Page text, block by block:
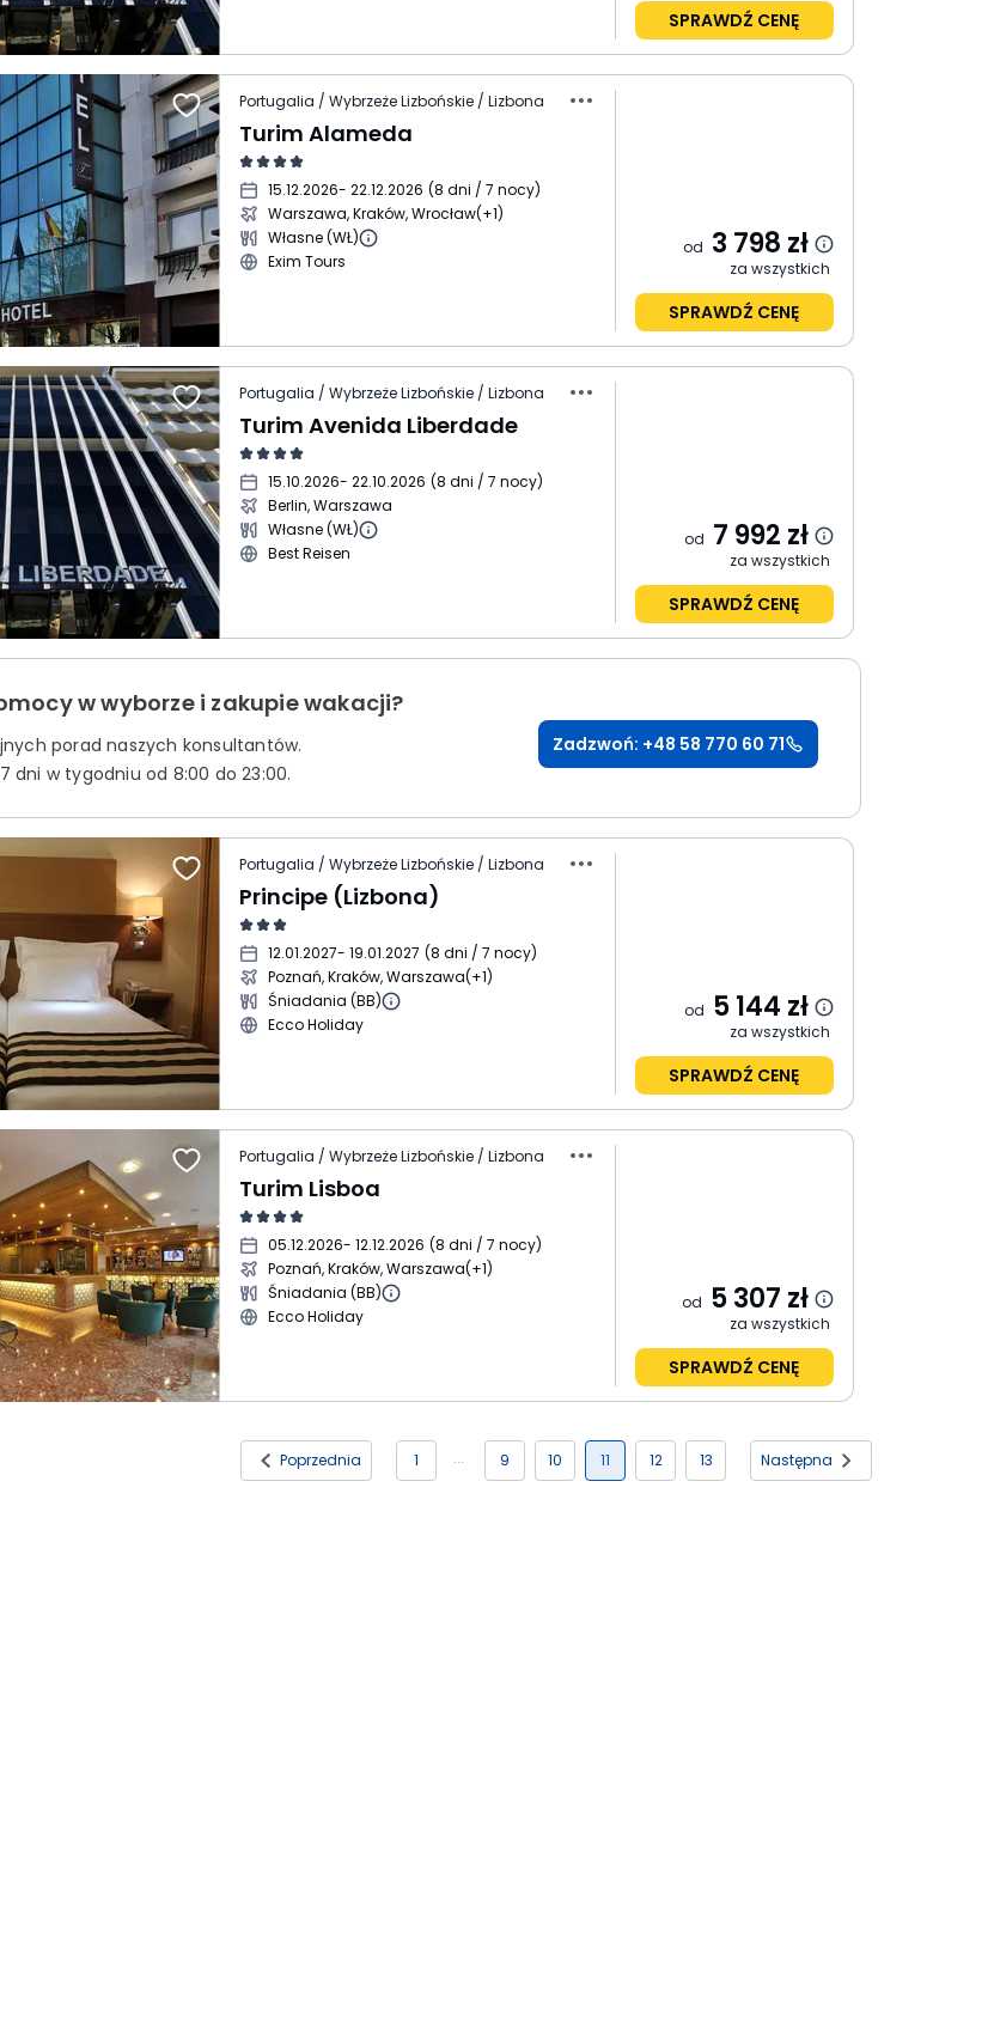
SPRAWDŹ CENĘ
Portugalia / Wybrzeże Lizbońskie / Lizbona
Turim Alameda
15.12.2026- 22.12.2026 (8 dni / 7 nocy)
Warszawa, Kraków, Wrocław(+1)
Własne (WŁ)
Exim Tours
od 3 798 zł
za wszystkich
SPRAWDŹ CENĘ
Portugalia / Wybrzeże Lizbońskie / Lizbona
Turim Avenida Liberdade
15.10.2026- 22.10.2026 (8 dni / 7 nocy)
Berlin, Warszawa
Własne (WŁ)
Best Reisen
od 7 992 zł
za wszystkich
SPRAWDŹ CENĘ
w wyborze i zakupie wakacji?
porad naszych konsultantów.
dni w tygodniu od 8:00 do 23:00.
Zadzwoń: +48 58 770 60 71
Portugalia / Wybrzeże Lizbońskie / Lizbona
Principe (Lizbona)
12.01.2027- 19.01.2027 (8 dni / 7 nocy)
Poznań, Kraków, Warszawa(+1)
Śniadania (BB)
Ecco Holiday
od 5 144 zł
za wszystkich
SPRAWDŹ CENĘ
Portugalia / Wybrzeże Lizbońskie / Lizbona
Turim Lisboa
05.12.2026- 12.12.2026 (8 dni / 7 nocy)
Poznań, Kraków, Warszawa(+1)
Śniadania (BB)
Ecco Holiday
od 5 307 zł
za wszystkich
SPRAWDŹ CENĘ
Poprzednia 1 9 10 11 12 13 Następna